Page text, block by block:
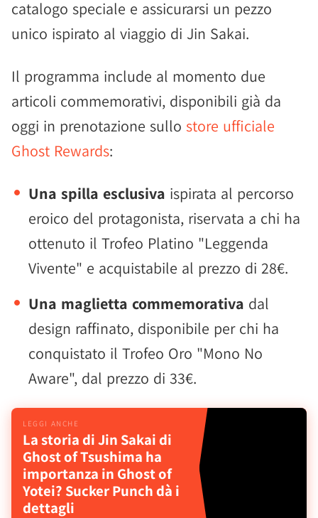
catalogo speciale e assicurarsi un pezzo
unico ispirato al viaggio di Jin Sakai.
Il programma include al momento due
articoli commemorativi, disponibili già da
oggi in prenotazione sullo store ufficiale
Ghost Rewards:
Una spilla esclusiva ispirata al percorso
eroico del protagonista, riservata a chi ha
ottenuto il Trofeo Platino "Leggenda
Vivente" e acquistabile al prezzo di 28€.
Una maglietta commemorativa dal
design raffinato, disponibile per chi ha
conquistato il Trofeo Oro "Mono No
Aware", dal prezzo di 33€.
La storia di Jin Sakai di
Ghost of Tsushima ha
importanza in Ghost of
Yotei? Sucker Punch dà i
dettagli